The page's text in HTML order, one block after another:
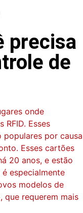
precisa
de
onde
RFID. Esses
populares por causa
Esses cartões
20 anos, e estão
especialmente
modelos de
requerem mais